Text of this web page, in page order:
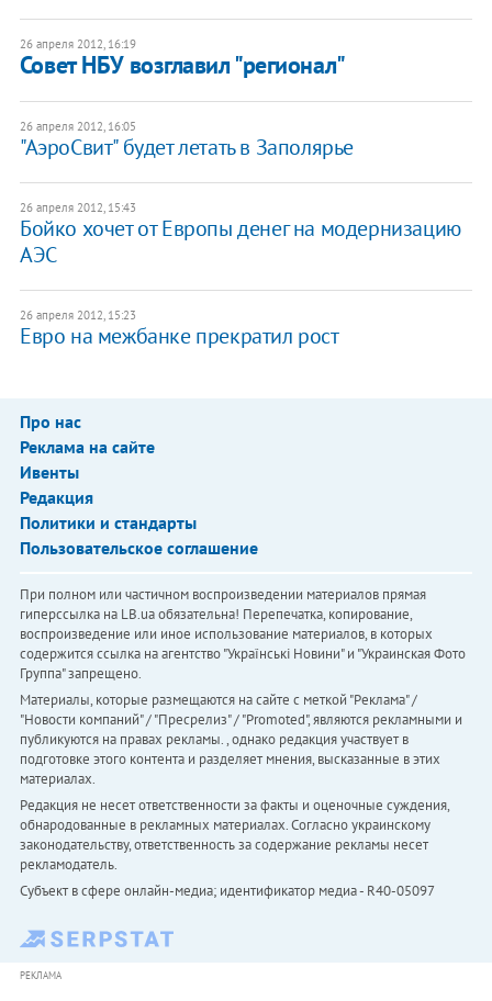
26 апреля 2012, 16:19
Совет НБУ возглавил "регионал"
26 апреля 2012, 16:05
"АэроСвит" будет летать в Заполярье
26 апреля 2012, 15:43
Бойко хочет от Европы денег на модернизацию
АЭС
26 апреля 2012, 15:23
Евро на межбанке прекратил рост
Про нас
Реклама на сайте
Ивенты
Редакция
Политики и стандарты
Пользовательское соглашение
При полном или частичном воспроизведении материалов прямая
гиперссылка на LB.ua обязательна! Перепечатка, копирование,
воспроизведение или иное использование материалов, в которых
содержится ссылка на агентство "Українськi Новини" и "Украинская Фото
Группа" запрещено.
Материалы, которые размещаются на сайте с меткой "Реклама" /
"Новости компаний" / "Пресрелиз" / "Promoted", являются рекламными и
публикуются на правах рекламы. , однако редакция участвует в
подготовке этого контента и разделяет мнения, высказанные в этих
материалах.
Редакция не несет ответственности за факты и оценочные суждения,
обнародованные в рекламных материалах. Согласно украинскому
законодательству, ответственность за содержание рекламы несет
рекламодатель.
Субъект в сфере онлайн-медиа; идентификатор медиа - R40-05097
РЕКЛАМА